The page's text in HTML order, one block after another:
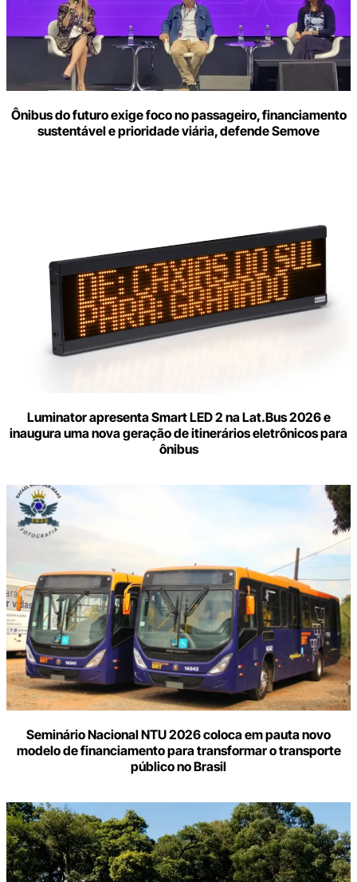
Ônibus do futuro exige foco no passageiro, financiamento
sustentável e prioridade viária, defende Semove
Luminator apresenta Smart LED 2 na Lat.Bus 2026 e
inaugura uma nova geração de itinerários eletrônicos para
ônibus
Seminário Nacional NTU 2026 coloca em pauta novo
modelo de financiamento para transformar o transporte
público no Brasil